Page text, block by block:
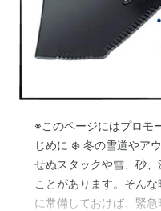
※このページにはプロモ
じめに ❄️ 冬の雪道やア
せぬスタックや雪、砂
ことがあります。そん
に常備しておけば、緊